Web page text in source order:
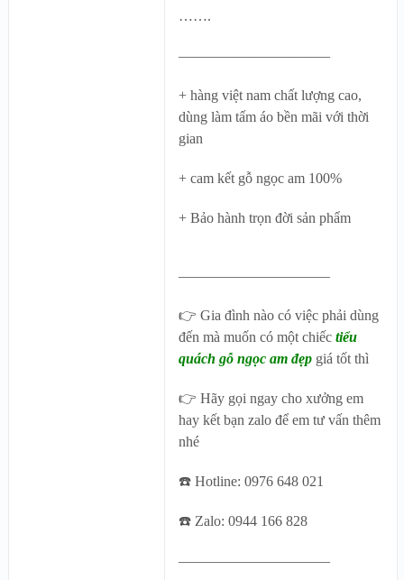
…….
——————————–
+ hàng việt nam chất lượng cao,
dùng làm tấm áo bền mãi với thời
gian
+ cam kết gỗ ngọc am 100%
+ Bảo hành trọn đời sản phẩm
——————————–
👉 Gia đình nào có việc phải dùng
đến mà muốn có một chiếctiểu
quách gỗ ngọc am đẹp giá tốt thì
👉 Hãy gọi ngay cho xưởng em
hay kết bạn zalo để em tư vấn thêm
nhé
☎️ Hotline: 0976 648 021
☎️ Zalo: 0944 166 828
——————————–